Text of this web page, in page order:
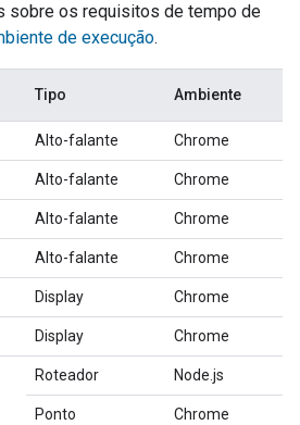
sobre os requisitos de tempo de
de execução.
Tipo Ambiente
Alto-falante Chrome
Alto-falante Chrome
Alto-falante Chrome
Alto-falante Chrome
Display Chrome
Display Chrome
Roteador Node.js
Ponto Chrome